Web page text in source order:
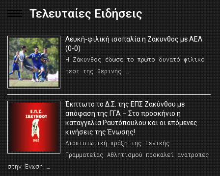
Τελευταίες Ειδήσεις
Λευκή-φιλική ισοπαλία η Ζάκυνθος με ΑΕΛ
(0-0)
Η Ζάκυνθος έδωσε το πρώτο δυνατό φιλικό
τεστ της θερινής …
Έκπτωτο το Δ.Σ. της ΕΠΣ Ζακύνθου με
απόφαση της ΓΓΑ – Στο προσκήνιο η
καταγγελία Ραυτόπουλου και οι επόμενες
κινήσεις της Ένωσης!
Διαπιστωτική πράξη της Γενικής
Γραμματείας Αθλητισμού προκαλεί ανατροπές
στην Ένωση …